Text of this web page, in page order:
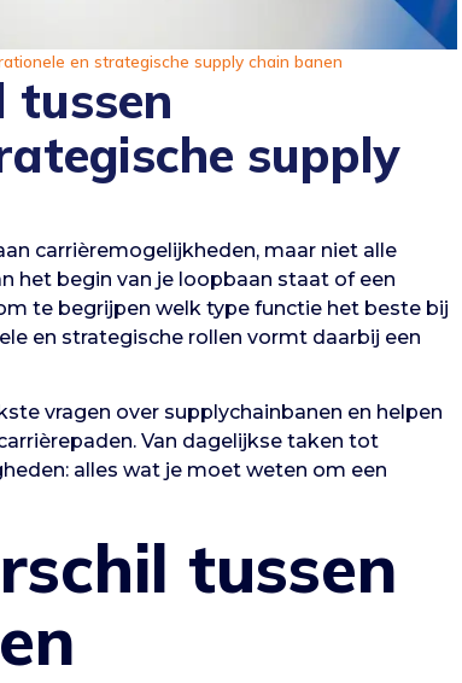
en strategische supply chain banen
tussen
supply
carrièremogelijkheden, maar niet alle
het begin van je loopbaan staat of een
te begrijpen welk type functie het beste bij
en strategische rollen vormt daarbij een
vragen over supplychainbanen en helpen
Van dagelijkse taken tot
alles wat je moet weten om een
tussen